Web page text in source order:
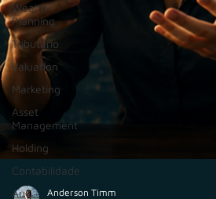
Wealth
Planning
Tributário
Valuation
Marketing
Asset
Management
Holding
Contabilidade
AuC